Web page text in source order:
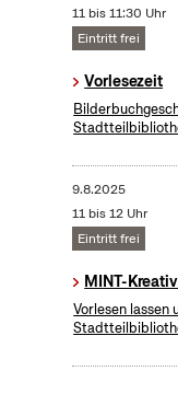
11 bis 11:30 Uhr
Eintritt frei
Vorlesezeit
9.8.2025
11 bis 12 Uhr
Eintritt frei
MINT-
Vorlesen lassen